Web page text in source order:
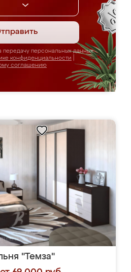
передачу персональных данных
конфиденциальности
соглашению
"Темза"